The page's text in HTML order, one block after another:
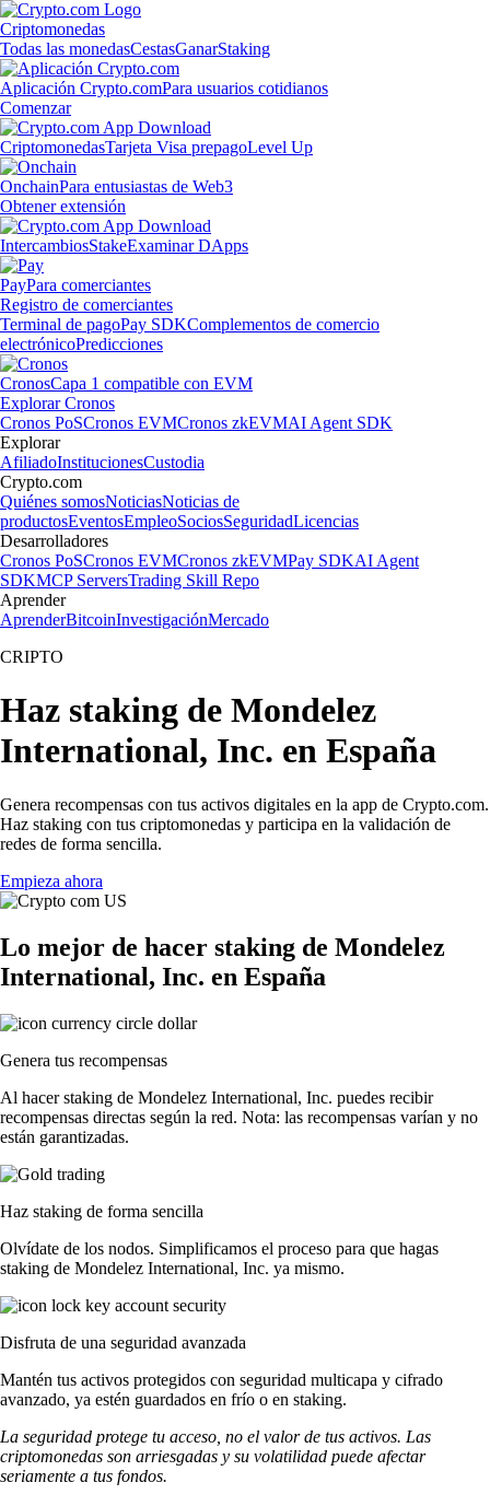
Criptomonedas
Todas las monedasCestasGanarStaking
Aplicación Crypto.comPara usuarios cotidianos
Comenzar
CriptomonedasTarjeta Visa prepagoLevel Up
OnchainPara entusiastas de Web3
Obtener extensión
IntercambiosStakeExaminar DApps
PayPara comerciantes
Registro de comerciantes
Terminal de pagoPay SDKComplementos de comercio
electrónicoPredicciones
CronosCapa 1 compatible con EVM
Explorar Cronos
Cronos PoSCronos EVMCronos zkEVMAI Agent SDK
Explorar
AfiliadoInstitucionesCustodia
Crypto.com
Quiénes somosNoticiasNoticias de
productosEventosEmpleoSociosSeguridadLicencias
Desarrolladores
Cronos PoSCronos EVMCronos zkEVMPay SDKAI Agent
SDKMCP ServersTrading Skill Repo
Aprender
AprenderBitcoinInvestigaciónMercado
CRIPTO
Haz staking de Mondelez
International, Inc. en España
Genera recompensas con tus activos digitales en la app de Crypto.com.
Haz staking con tus criptomonedas y participa en la validación de
redes de forma sencilla.
Empieza ahora
Lo mejor de hacer staking de Mondelez
International, Inc. en España
Genera tus recompensas
Al hacer staking de Mondelez International, Inc. puedes recibir
recompensas directas según la red. Nota: las recompensas varían y no
están garantizadas.
Haz staking de forma sencilla
Olvídate de los nodos. Simplificamos el proceso para que hagas
staking de Mondelez International, Inc. ya mismo.
Disfruta de una seguridad avanzada
Mantén tus activos protegidos con seguridad multicapa y cifrado
avanzado, ya estén guardados en frío o en staking.
La seguridad protege tu acceso, no el valor de tus activos. Las
criptomonedas son arriesgadas y su volatilidad puede afectar
seriamente a tus fondos.